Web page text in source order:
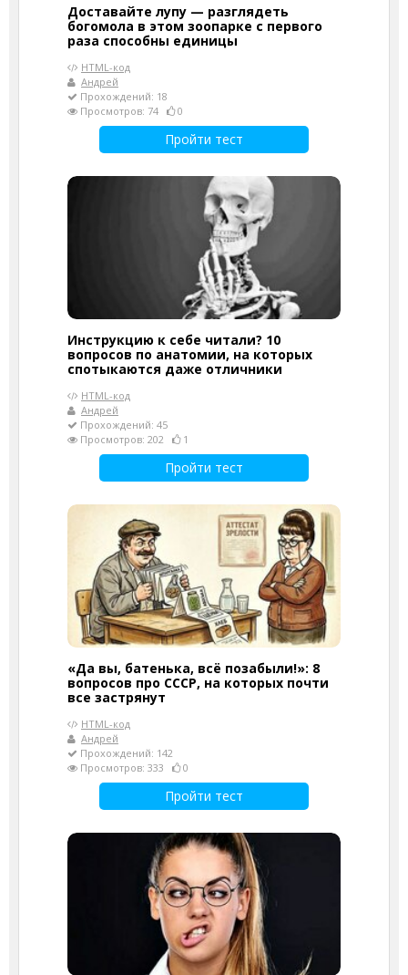
Доставайте лупу — разглядеть
богомола в этом зоопарке с первого
раза способны единицы
HTML-код
Андрей
Прохождений: 18
Просмотров: 74
0
Пройти тест
Инструкцию к себе читали? 10
вопросов по анатомии, на которых
спотыкаются даже отличники
HTML-код
Андрей
Прохождений: 45
Просмотров: 202
1
Пройти тест
«Да вы, батенька, всё позабыли!»: 8
вопросов про СССР, на которых почти
все застрянут
HTML-код
Андрей
Прохождений: 142
Просмотров: 333
0
Пройти тест